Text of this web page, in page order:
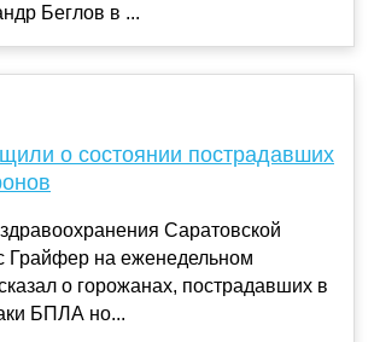
Беглов в ...
о состоянии пострадавших
Саратовской
Грайфер на еженедельном
о горожанах, пострадавших в
БПЛА но...